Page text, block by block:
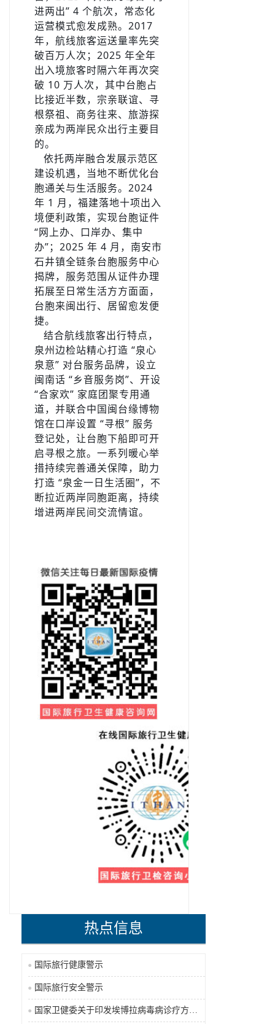
进两出” 4 个航次，常态化
运营模式愈发成熟。2017
年，航线旅客运送量率先突
破百万人次；2025 年全年
出入境旅客时隔六年再次突
破 10 万人次，其中台胞占
比接近半数，宗亲联谊、寻
根祭祖、商务往来、旅游探
亲成为两岸民众出行主要目
的。
­ ­ ­ ­依托两岸融合发展示范区
建设机遇，当地不断优化台
胞通关与生活服务。2024
年 1 月，福建落地十项出入
境便利政策，实现台胞证件
“网上办、口岸办、集中
办”；2025 年 4 月，南安市
石井镇全链条台胞服务中心
揭牌，服务范围从证件办理
拓展至日常生活方方面面，
台胞来闽出行、居留愈发便
捷。
­ ­ ­ ­结合航线旅客出行特点，
泉州边检站精心打造 “泉心
泉意” 对台服务品牌，设立
闽南话 “乡音服务岗”、开设
“合家欢” 家庭团聚专用通
道，并联合中国闽台缘博物
馆在口岸设置 “寻根” 服务
登记处，让台胞下船即可开
启寻根之旅。一系列暖心举
措持续完善通关保障，助力
打造 “泉金一日生活圈”，不
断拉近两岸同胞距离，持续
增进两岸民间交流情谊。
热点信息
国际旅行健康警示
国际旅行安全警示
国家卫健委关于印发埃博拉病毒病诊疗方案（2026年版）的通知